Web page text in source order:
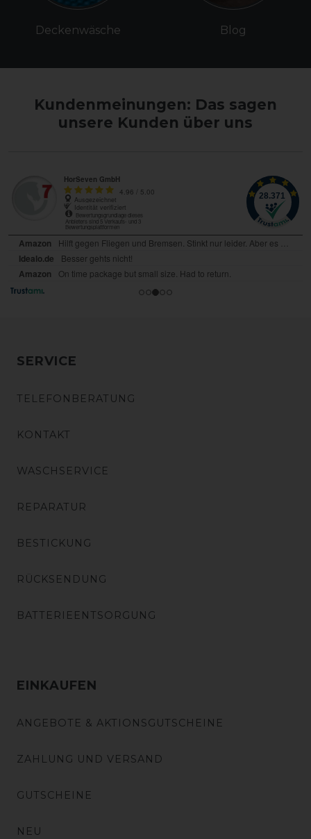
Deckenwäsche Blog
Kundenmeinungen: Das sagen
unsere Kunden über uns
SERVICE
TELEFONBERATUNG
KONTAKT
WASCHSERVICE
REPARATUR
BESTICKUNG
RÜCKSENDUNG
BATTERIEENTSORGUNG
EINKAUFEN
ANGEBOTE & AKTIONSGUTSCHEINE
ZAHLUNG UND VERSAND
GUTSCHEINE
NEU